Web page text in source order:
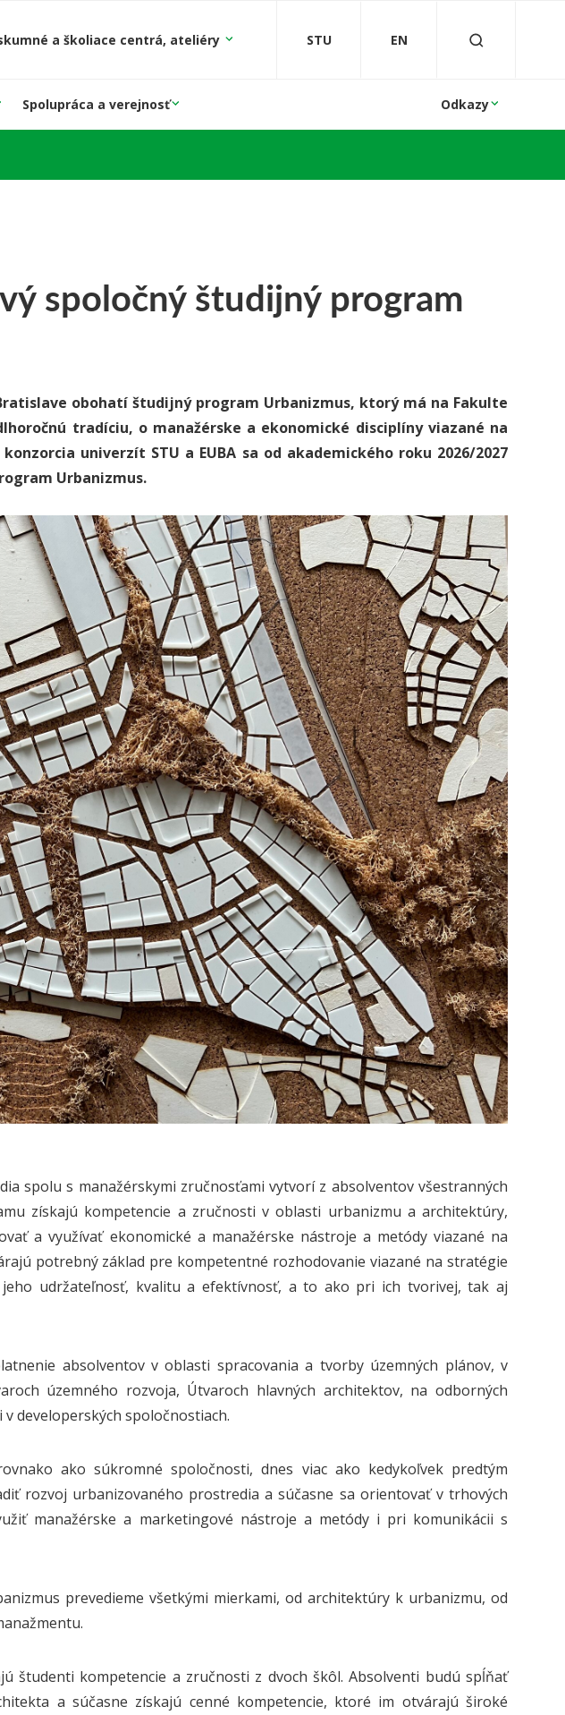
a školiace centrá, ateliéry STU EN
Spolupráca a verejnosť Odkazy
spoločný študijný program
obohatí študijný program Urbanizmus, ktorý má na Fakulte
tradíciu, o manažérske a ekonomické disciplíny viazané na
univerzít STU a EUBA sa od akademického roku 2026/2027
Urbanizmus.
spolu s manažérskymi zručnosťami vytvorí z absolventov všestranných
získajú kompetencie a zručnosti v oblasti urbanizmu a architektúry,
a využívať ekonomické a manažérske nástroje a metódy viazané na
potrebný základ pre kompetentné rozhodovanie viazané na stratégie
udržateľnosť, kvalitu a efektívnosť, a to ako pri ich tvorivej, tak aj
absolventov v oblasti spracovania a tvorby územných plánov, v
územného rozvoja, Útvaroch hlavných architektov, na odborných
developerských spoločnostiach.
ako súkromné spoločnosti, dnes viac ako kedykoľvek predtým
rozvoj urbanizovaného prostredia a súčasne sa orientovať v trhových
manažérske a marketingové nástroje a metódy i pri komunikácii s
prevedieme všetkými mierkami, od architektúry k urbanizmu, od
študenti kompetencie a zručnosti z dvoch škôl. Absolventi budú spĺňať
a súčasne získajú cenné kompetencie, ktoré im otvárajú široké